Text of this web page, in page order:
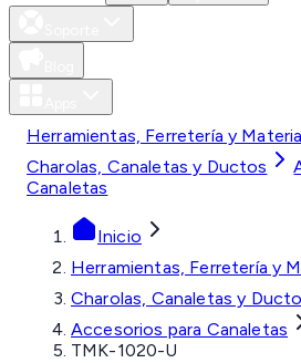
Herramientas, Ferretería y
Charolas, Canaletas y Ductos
Canaletas
Inicio
Herramientas, Ferretería y
Charolas, Canaletas y
Accesorios para Canaletas
TMK-1020-U